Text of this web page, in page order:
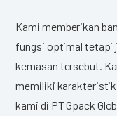
Kami memberikan
fungsi optimal tetapi
kemasan tersebut.
memiliki karakteristik
kami di PT Gpack